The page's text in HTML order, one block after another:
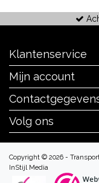
Klantenservice
Mijn account
Volg ons
Copyright © 2026 -
InStijl Media